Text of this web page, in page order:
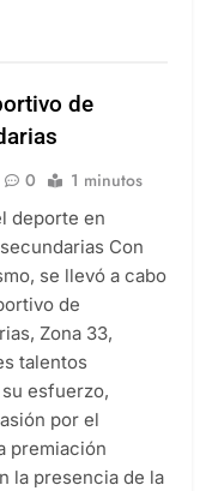
de
0 1 minutos
deporte en
Con
se llevó a cabo
de
Zona 33,
talentos
esfuerzo,
por el
premiación
la presencia de la